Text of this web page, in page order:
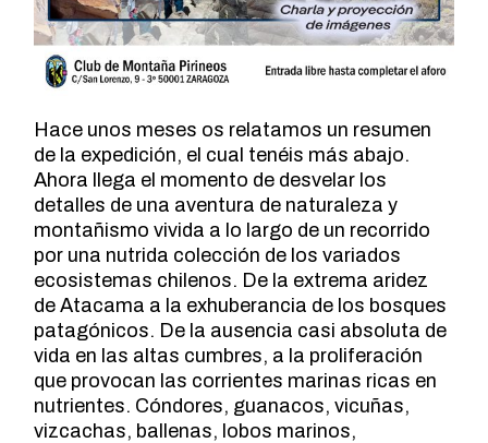
Hace unos meses os relatamos un resumen
de la expedición, el cual tenéis más abajo.
Ahora llega el momento de desvelar los
detalles de una aventura de naturaleza y
montañismo vivida a lo largo de un recorrido
por una nutrida colección de los variados
ecosistemas chilenos. De la extrema aridez
de Atacama a la exhuberancia de los bosques
patagónicos. De la ausencia casi absoluta de
vida en las altas cumbres, a la proliferación
que provocan las corrientes marinas ricas en
nutrientes. Cóndores, guanacos, vicuñas,
vizcachas, ballenas, lobos marinos,